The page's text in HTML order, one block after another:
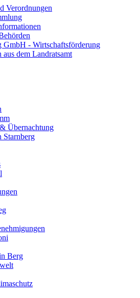
Verordnungen
GmbH - Wirtschaftsförderung
dem Landratsamt
Übernachtung
Starnberg
Berg